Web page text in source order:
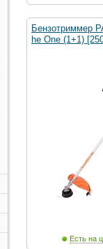
Бензотриммер
he One (1+1)
Есть на